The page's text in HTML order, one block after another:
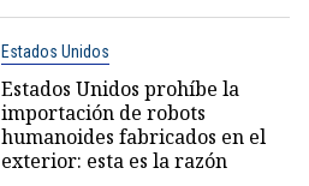
Estados Unidos
Estados Unidos prohíbe la
importación de robots
humanoides fabricados en el
exterior: esta es la razón